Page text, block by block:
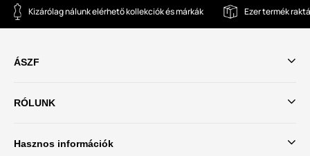
Kizárólag nálunk elérhető kollekciók és márkák Ezer termék
ÁSZF
RÓLUNK
Hasznos információk